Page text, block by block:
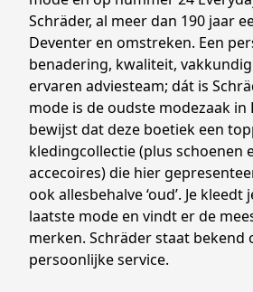
Schräder, al meer dan 190 jaar
Deventer en omstreken. Een
benadering, kwaliteit,
ervaren adviesteam; dát is
mode is de oudste modezaak in
bewijst dat deze boetiek een
kledingcollectie (plus schoenen
accecoires) die hier
ook allesbehalve ‘oud’. Je
laatste mode en vindt er de
merken. Schräder staat bekend
persoonlijke service.